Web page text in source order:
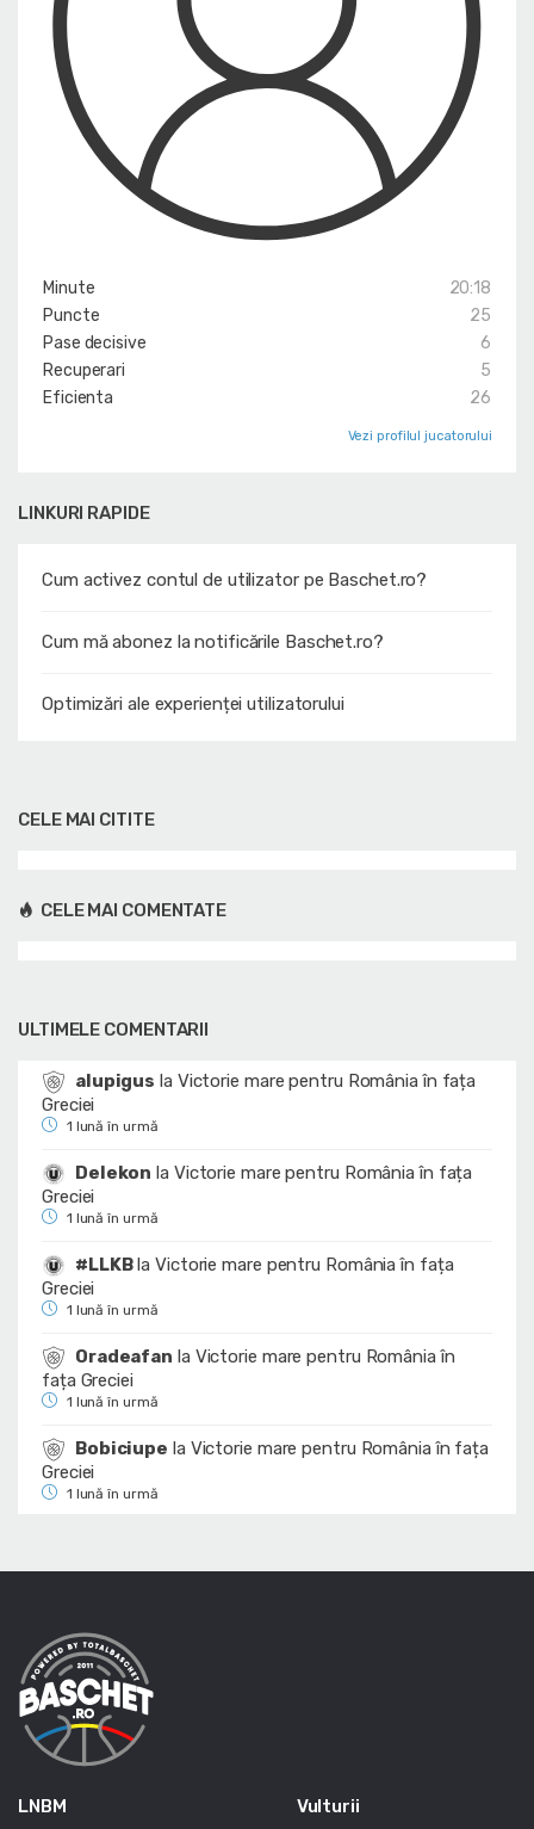
Minute
20:18
Puncte
25
Pase decisive
6
Recuperari
5
Eficienta
26
Vezi profilul jucatorului
LINKURI RAPIDE
Cum activez contul de utilizator pe Baschet.ro?
Cum mă abonez la notificările Baschet.ro?
Optimizări ale experienței utilizatorului
CELE MAI CITITE
CELE MAI COMENTATE
ULTIMELE COMENTARII
alupigus la Victorie mare pentru România în fața
Greciei
1 lună în urmă
Delekon la Victorie mare pentru România în fața
Greciei
1 lună în urmă
#LLKBlaVictorie mare pentru România în fața
Greciei
1 lună în urmă
Oradeafan la Victorie mare pentru România în
fața Greciei
1 lună în urmă
Bobiciupe la Victorie mare pentru România în fața
Greciei
1 lună în urmă
LNBM Vulturii